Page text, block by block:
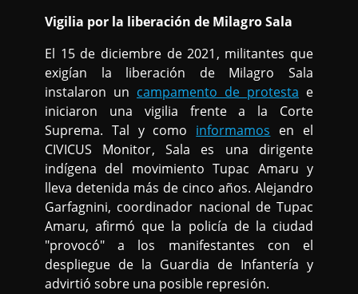
Vigilia por la liberación de Milagro Sala
El 15 de diciembre de 2021, militantes que
exigían la liberación de Milagro Sala
instalaron un campamento de protesta e
iniciaron una vigilia frente a la Corte
Suprema. Tal y como informamos en el
CIVICUS Monitor, Sala es una dirigente
indígena del movimiento Tupac Amaru y
lleva detenida más de cinco años. Alejandro
Garfagnini, coordinador nacional de Tupac
Amaru, afirmó que la policía de la ciudad
"provocó" a los manifestantes con el
despliegue de la Guardia de Infantería y
advirtió sobre una posible represión.